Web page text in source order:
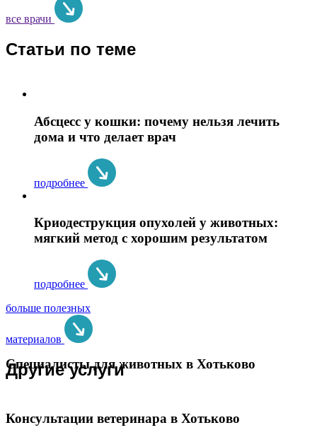
все врачи
Статьи по теме
Абсцесс у кошки: почему нельзя лечить
дома и что делает врач
подробнее
Криодеструкция опухолей у животных:
мягкий метод с хорошим результатом
подробнее
больше полезных
материалов
Другие услуги
Специалисты для животных в Хотьково
Консультации ветеринара в Хотьково